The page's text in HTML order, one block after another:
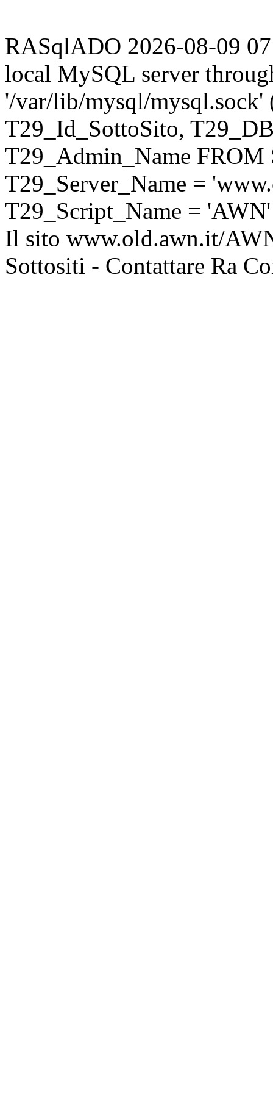
RASqlADO 2026-08-09
local MySQL server
'/var/lib/mysql/mysql.sock'
T29_Id_SottoSito,
T29_Admin_Name
T29_Server_Name =
T29_Script_Name = 'AWN'
Il sito www.old.awn.it/
Sottositi - Contattare Ra